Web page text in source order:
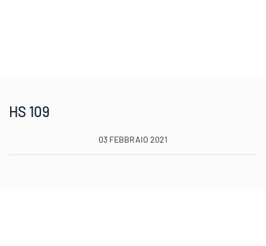
HS 109
03 FEBBRAIO 2021